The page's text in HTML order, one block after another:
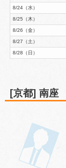
8/24（水）
8/25（木）
8/26（金）
8/27（土）
8/28（日）
[京都] 南座